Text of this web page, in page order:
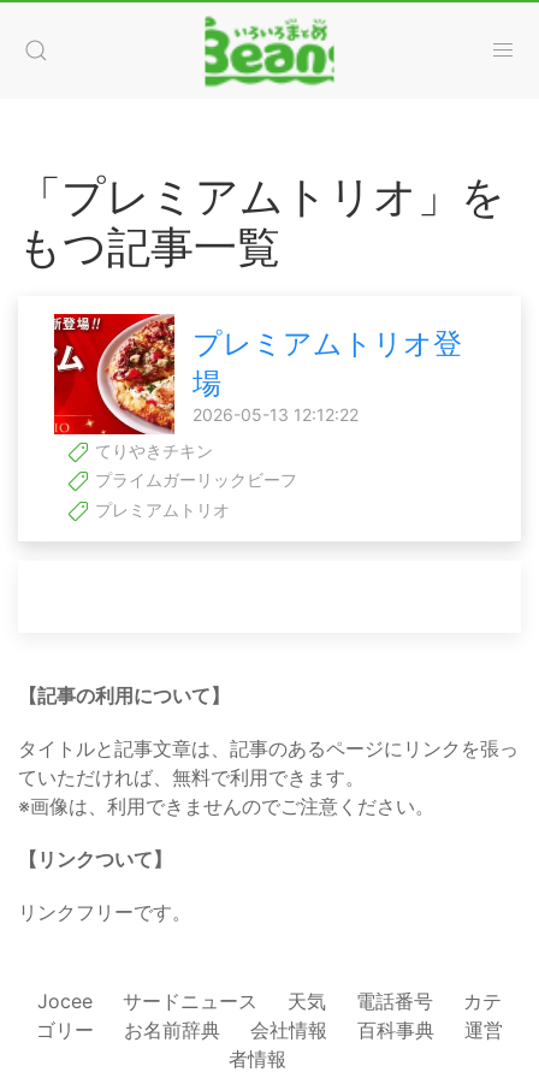
「プレミアムトリオ」を
もつ記事一覧
プレミアムトリオ登
場
2026-05-13 12:12:22
てりやきチキン
プライムガーリックビーフ
プレミアムトリオ
【記事の利用について】
タイトルと記事文章は、記事のあるページにリンクを張っ
ていただければ、無料で利用できます。
※画像は、利用できませんのでご注意ください。
【リンクついて】
リンクフリーです。
Jocee サードニュース 天気 電話番号
カテ
ゴリー
お名前辞典 会社情報 百科事典
運営
者情報